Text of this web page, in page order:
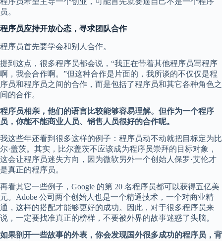
员。
程序员应持开放心态，寻求团队合作
程序员首先要学会和别人合作。
提到这点，很多程序员都会说，“我正在带着其他程序员写程序
啊，我会合作啊。”但这种合作是片面的，我所谈的不仅仅是程
序员和程序员之间的合作，而是包括了程序员和其它各种角色之
间的合作。
程序员相亲，他们的语言比较能够容易理解。但作为一个程序
员，你能不能商业人员、销售人员很好的合作呢。
我这些年还看到很多这样的例子：程序员动不动就把目标定为比
尔·盖茨。其实，比尔盖茨不应该成为程序员崇拜的目标对象，
这会让程序员迷失方向，因为微软另外一个创始人保罗·艾伦才
是真正的程序员。
再看其它一些例子，Google 的第 20 名程序员都可以获得五亿美
元。Adobe 公司两个创始人也是一个精通技术，一个对商业精
通，这样的搭配才能够更好的成功。因此，对于很多程序员来
说，一定要找准真正的榜样，不要被外界的故事迷惑了头脑。
如果剖开一些故事的外表，你会发现国外很多成功的程序员，背